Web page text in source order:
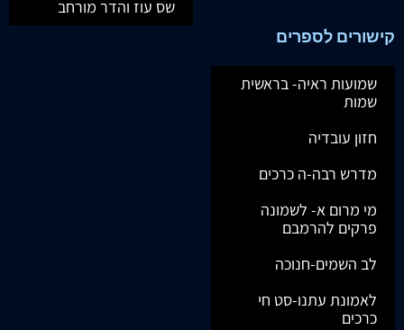
שס עוז והדר מורחב
קישורים לספרים
שמועות ראיה- בראשית
שמות
חזון עובדיה
מדרש רבה-ה כרכים
מי מרום א- לשמונה
פרקים להרמבם
לב השמים-חנוכה
לאמונת עתנו-סט חי
כרכים